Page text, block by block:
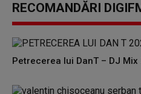
RECOMANDĂRI
Petrecerea lui DanT – DJ